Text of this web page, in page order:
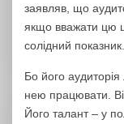
заявляв, що
якщо вважати цю
солідний показник.
Бо його аудиторія
нею працювати.
Його талант – у